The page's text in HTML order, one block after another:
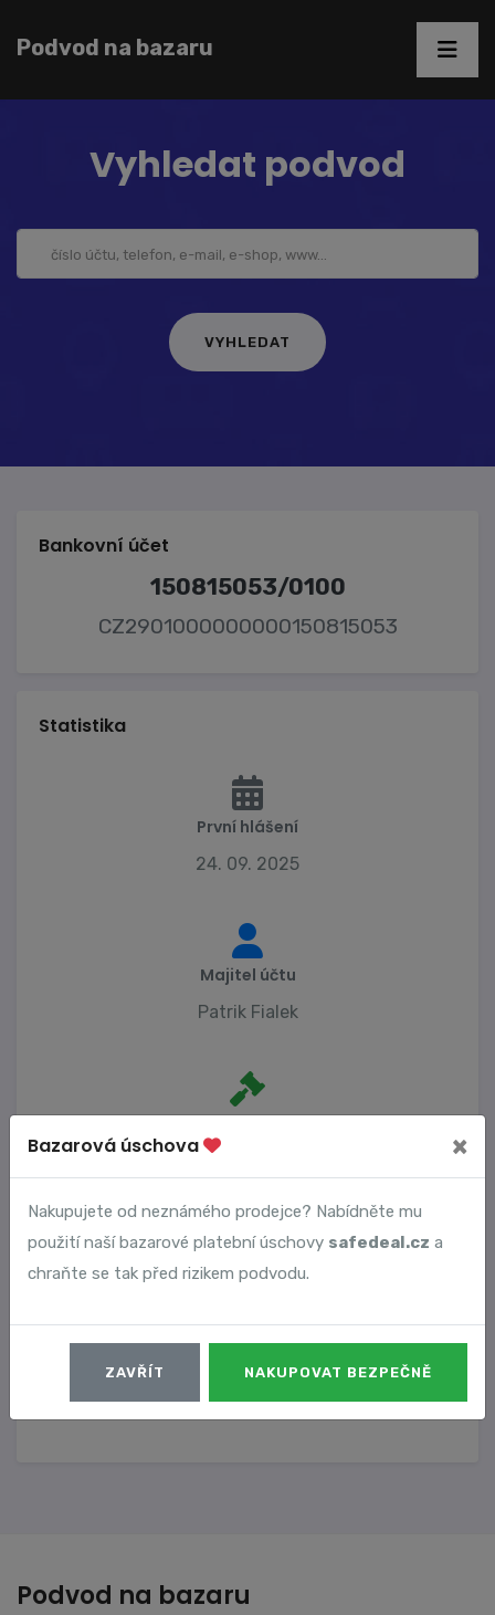
Podvod na bazaru
Vyhledat podvod
Bankovní účet
150815053/0100
CZ2901000000000150815053
Statistika
První hlášení
24. 09. 2025
Majitel účtu
Patrik Fialek
Vyhledané podvody
Číslo podvodu Datum
18656 24. 09. 2025
Podvod na bazaru
Bazarová úschova ×
Nakupujete od neznámého prodejce? Nabídněte mu
použití naší bazarové platební úschovy safedeal.cz a
chraňte se tak před rizikem podvodu.
ZAVŘÍT NAKUPOVAT BEZPEČNĚ